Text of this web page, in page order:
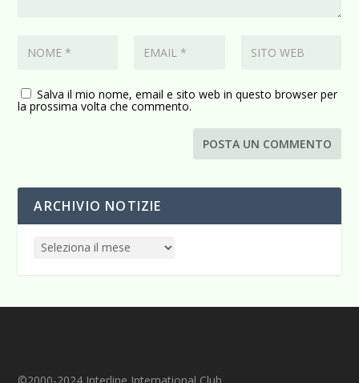
Salva il mio nome, email e sito web in questo browser per
la prossima volta che commento.
ARCHIVIO NOTIZIE